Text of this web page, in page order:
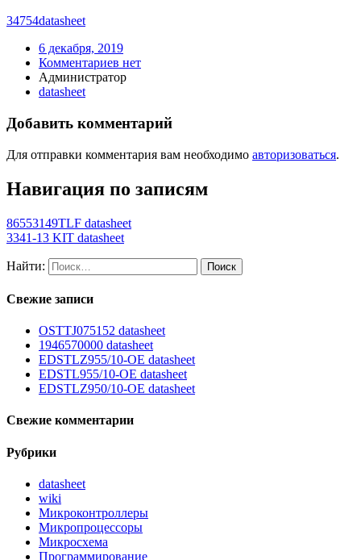
34754datasheet
6 декабря, 2019
Комментариев нет
Администратор
datasheet
Добавить комментарий
Для отправки комментария вам необходимо авторизоваться.
Навигация по записям
86553149TLF datasheet
3341-13 KIT datasheet
Найти:
Свежие записи
OSTTJ075152 datasheet
1946570000 datasheet
EDSTLZ955/10-OE datasheet
EDSTL955/10-OE datasheet
EDSTLZ950/10-OE datasheet
Свежие комментарии
Рубрики
datasheet
wiki
Микроконтроллеры
Микропроцессоры
Микросхема
Программирование